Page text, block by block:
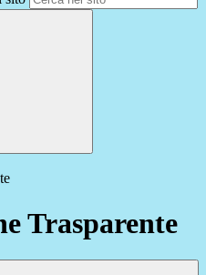
Trasparente